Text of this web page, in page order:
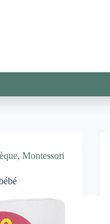
,Montessori